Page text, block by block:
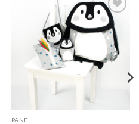
Auf die
Wunschliste
PANEL